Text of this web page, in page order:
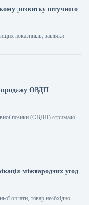
розвитку штучного
показників, завдяки
продажу ОВДП
позики (ОВДП) отримало
міжнародних угод
оплати, товар необхідно